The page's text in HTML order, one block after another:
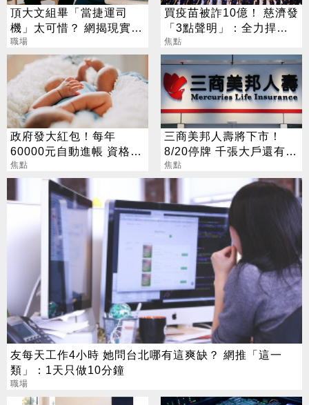
頂大文組畢「當捷運司
機」太可惜？ 網揭現實：
高中就能考
職場
買疫苗被詐10億！ 慈濟發
「3點聲明」：全力捍衛
捐款人權益
焦點
政府發大紅包！每年
60000元自動進帳 資格一
次看
焦點
三商美邦人壽將下市！
8/20停牌 千張大戶還有
252人
焦點
友每天工作4小時 她問台北哪有這爽缺？ 網推「這一
類」：1天只做10分鐘
職場